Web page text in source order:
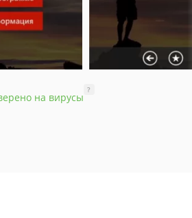
на вирусы
?